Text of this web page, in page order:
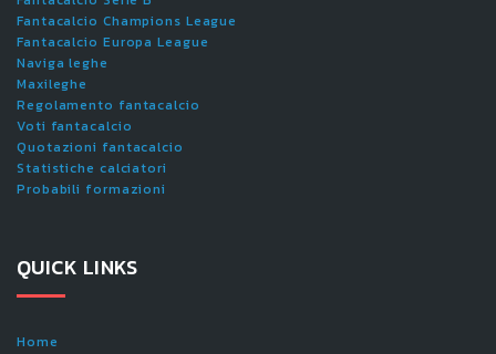
Fantacalcio Champions League
Fantacalcio Europa League
Naviga leghe
Maxileghe
Regolamento fantacalcio
Voti fantacalcio
Quotazioni fantacalcio
Statistiche calciatori
Probabili formazioni
QUICK LINKS
Home